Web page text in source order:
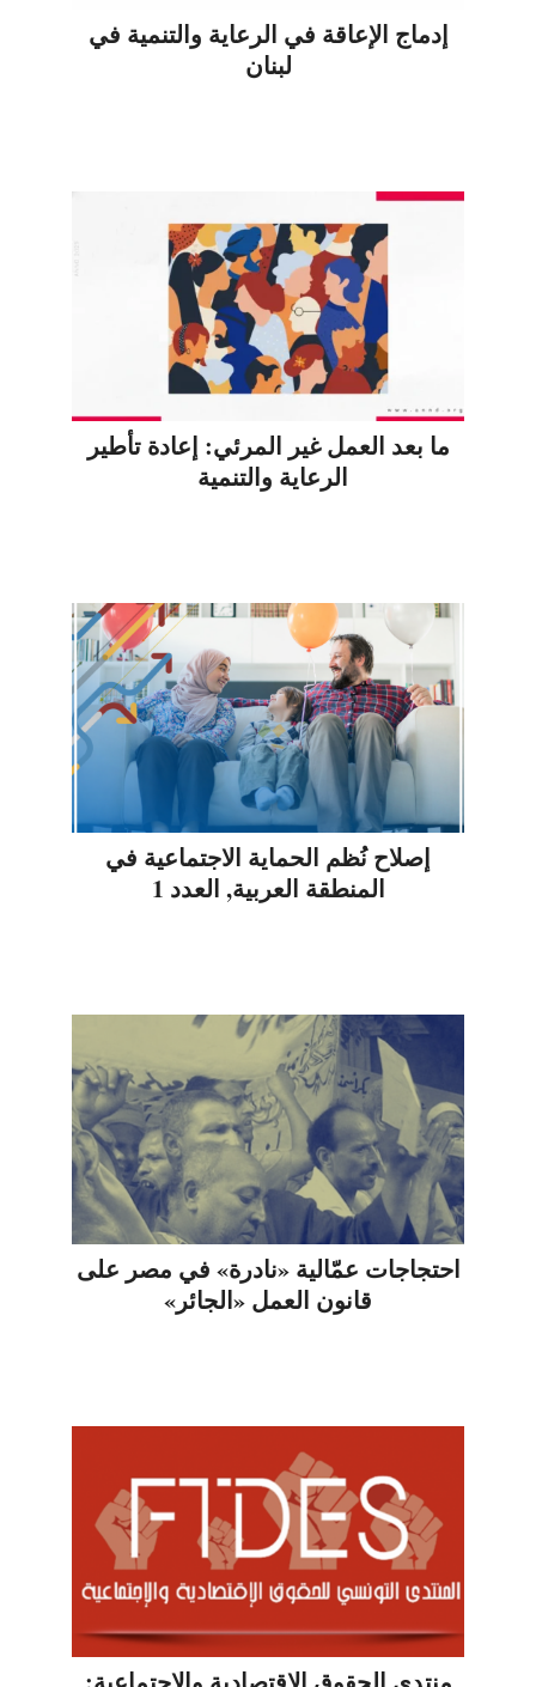
إدماج الإعاقة في الرعاية والتنمية في
لبنان
ما بعد العمل غير المرئي: إعادة تأطير
الرعاية والتنمية
إصلاح نُظم الحماية الاجتماعية في
المنطقة العربية, العدد 1
احتجاجات عمّالية «نادرة» في مصر على
قانون العمل «الجائر»